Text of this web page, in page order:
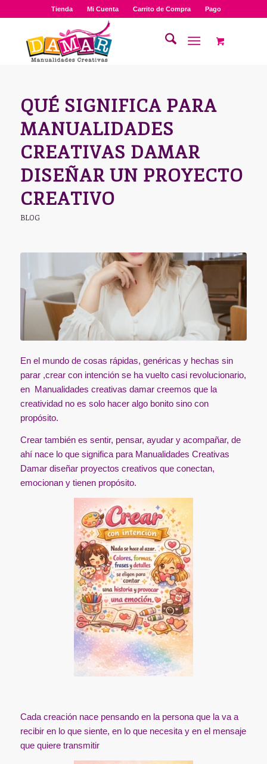
Tienda Mi Cuenta Carrito de Compra Pago
QUÉ SIGNIFICA PARA
MANUALIDADES
CREATIVAS DAMAR
DISEÑAR UN PROYECTO
CREATIVO
BLOG
En el mundo de cosas rápidas, genéricas y hechas sin
parar ,crear con intención se ha vuelto casi revolucionario,
en Manualidades creativas damar creemos que la
creatividad no es solo hacer algo bonito sino con
propósito.
Crear también es sentir, pensar, ayudar y acompañar, de
ahí nace lo que significa para Manualidades Creativas
Damar diseñar proyectos creativos que conectan,
emocionan y tienen propósito.
Cada creación nace pensando en la persona que la va a
recibir en lo que siente, en lo que necesita y en el mensaje
que quiere transmitir